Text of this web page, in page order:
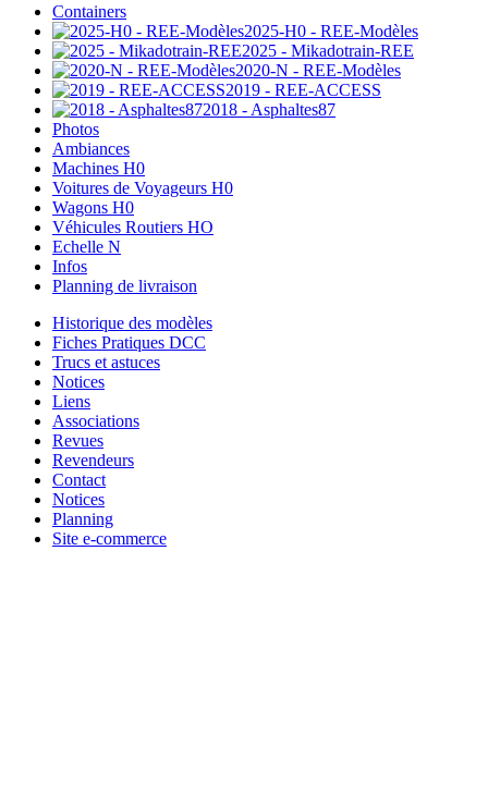
Containers
2025-H0 - REE-Modèles
2025 - Mikadotrain-REE
2020-N - REE-Modèles
2019 - REE-ACCESS
2018 - Asphaltes87
Photos
Ambiances
Machines H0
Voitures de Voyageurs H0
Wagons H0
Véhicules Routiers HO
Echelle N
Infos
Planning de livraison
Historique des modèles
Fiches Pratiques DCC
Trucs et astuces
Notices
Liens
Associations
Revues
Revendeurs
Contact
Notices
Planning
Site e-commerce